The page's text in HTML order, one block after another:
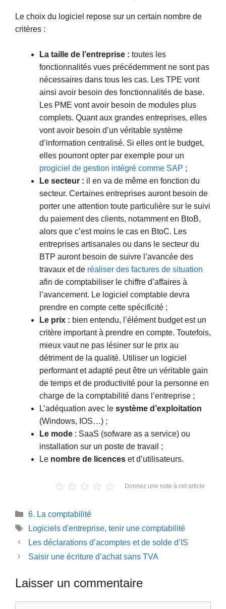
Le choix du logiciel repose sur un certain nombre de
critères :
La taille de l’entreprise : toutes les
fonctionnalités vues précédemment ne sont pas
nécessaires dans tous les cas. Les TPE vont
ainsi avoir besoin des fonctionnalités de base.
Les PME vont avoir besoin de modules plus
complets. Quant aux grandes entreprises, elles
vont avoir besoin d’un véritable système
d’information centralisé. Si elles ont le budget,
elles pourront opter par exemple pour un
progiciel de gestion intégré comme SAP ;
Le secteur : il en va de même en fonction du
secteur. Certaines entreprises auront besoin de
porter une attention toute particulière sur le suivi
du paiement des clients, notamment en BtoB,
alors que c’est moins le cas en BtoC. Les
entreprises artisanales ou dans le secteur du
BTP auront besoin de suivre l’avancée des
travaux et de réaliser des factures de situation
afin de comptabiliser le chiffre d’affaires à
l’avancement. Le logiciel comptable devra
prendre en compte cette spécificité ;
Le prix : bien entendu, l’élément budget est un
critère important à prendre en compte. Toutefois,
mieux vaut ne pas lésiner sur le prix au
détriment de la qualité. Utiliser un logiciel
performant et adapté peut être un véritable gain
de temps et de productivité pour la personne en
charge de la comptabilité dans l’entreprise ;
L’adéquation avec le système d’exploitation
(Windows, IOS…) ;
Le mode : SaaS (sofware as a service) ou
installation sur un poste de travail ;
Le nombre de licences et d’utilisateurs.
Donnez une note à cet article
Catégories
6. La comptabilité
Étiquettes
Logiciels d'entreprise, tenir une comptabilité
Les déclarations d’acomptes et de solde d’IS
Saisir une écriture d’achat sans TVA
Laisser un commentaire